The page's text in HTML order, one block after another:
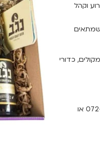
וקהל
שמתאים
כדורי
לפרטים נוספים צרו קשר עם משרדי החברה 072-2419010 או